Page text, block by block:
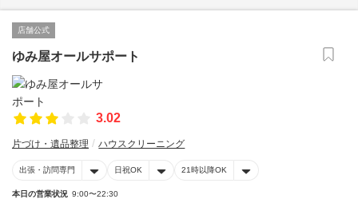
店舗公式
ゆみ屋オールサポート
3.02
片づけ・遺品整理 ハウスクリーニング
出張・訪問専門 日祝OK 21時以降OK
本日の営業状況 9:00〜22:30